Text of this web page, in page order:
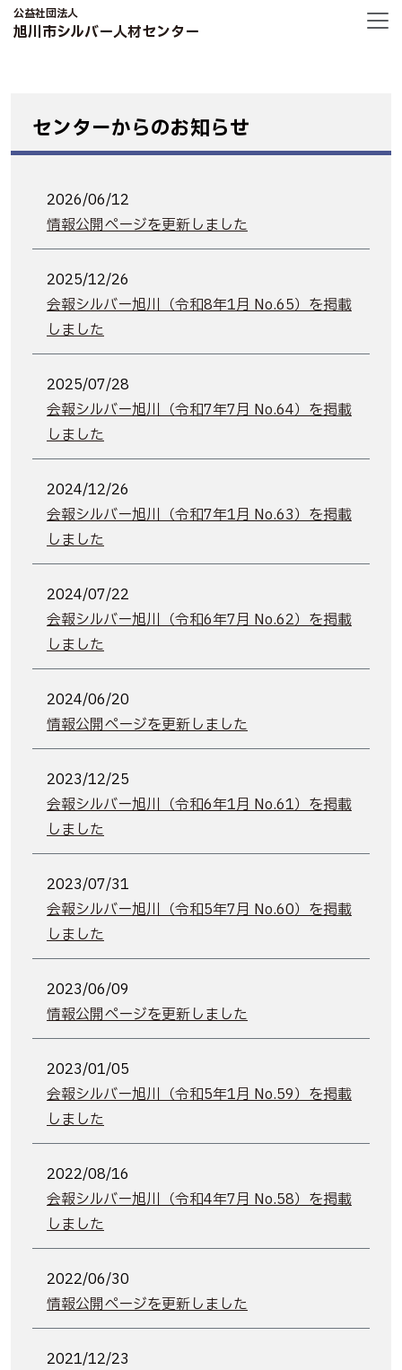
公益社団法人
旭川市シルバー人材センター
センターからのお知らせ
2026/06/12
情報公開ページを更新しました
2025/12/26
会報シルバー旭川（令和8年1月 No.65）を掲載
しました
2025/07/28
会報シルバー旭川（令和7年7月 No.64）を掲載
しました
2024/12/26
会報シルバー旭川（令和7年1月 No.63）を掲載
しました
2024/07/22
会報シルバー旭川（令和6年7月 No.62）を掲載
しました
2024/06/20
情報公開ページを更新しました
2023/12/25
会報シルバー旭川（令和6年1月 No.61）を掲載
しました
2023/07/31
会報シルバー旭川（令和5年7月 No.60）を掲載
しました
2023/06/09
情報公開ページを更新しました
2023/01/05
会報シルバー旭川（令和5年1月 No.59）を掲載
しました
2022/08/16
会報シルバー旭川（令和4年7月 No.58）を掲載
しました
2022/06/30
情報公開ページを更新しました
2021/12/23